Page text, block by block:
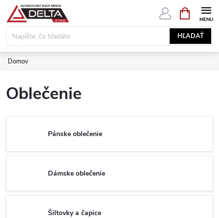
Prejsť
obsah
HĽADAŤ
KOŠÍK
Domov
Oblečenie
Pánske oblečenie
Dámske oblečenie
Šiltovky a čapice